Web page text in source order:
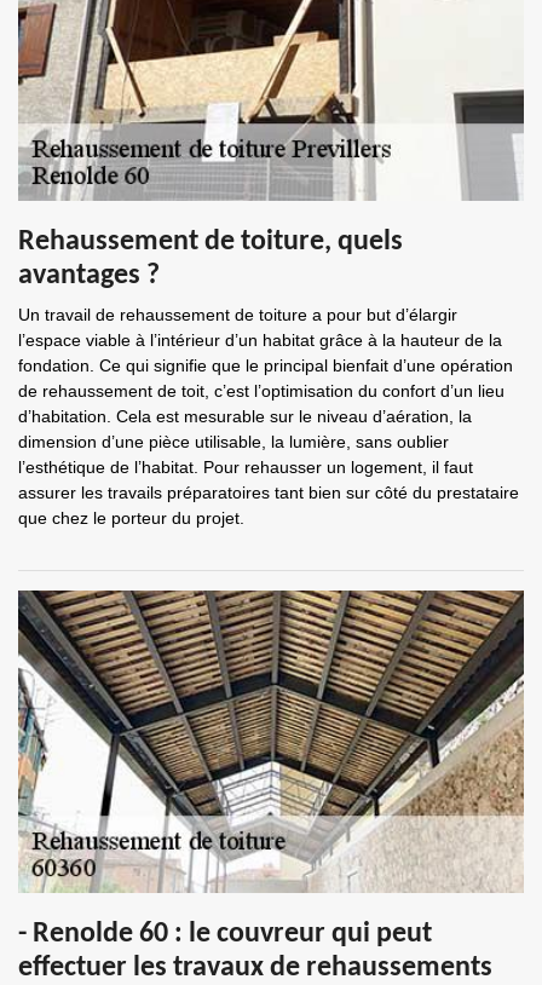
Rehaussement de toiture, quels
avantages ?
Un travail de rehaussement de toiture a pour but d’élargir
l’espace viable à l’intérieur d’un habitat grâce à la hauteur de la
fondation. Ce qui signifie que le principal bienfait d’une opération
de rehaussement de toit, c’est l’optimisation du confort d’un lieu
d’habitation. Cela est mesurable sur le niveau d’aération, la
dimension d’une pièce utilisable, la lumière, sans oublier
l’esthétique de l’habitat. Pour rehausser un logement, il faut
assurer les travails préparatoires tant bien sur côté du prestataire
que chez le porteur du projet.
- Renolde 60 : le couvreur qui peut
effectuer les travaux de rehaussements